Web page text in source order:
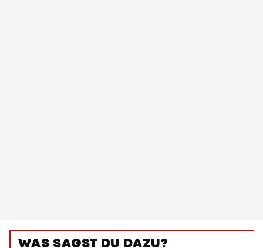
WAS SAGST DU DAZU?